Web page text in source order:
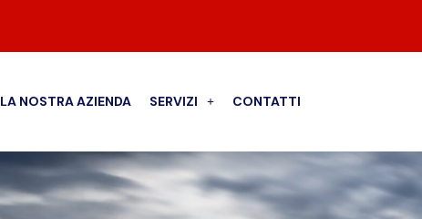
LA NOSTRA AZIENDA SERVIZI CONTATTI